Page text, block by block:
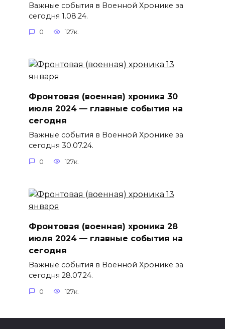
Важные события в Военной Хронике за
сегодня 1.08.24.
0 127к.
Фронтовая (военная) хроника 30
июля 2024 — главные события на
сегодня
Важные события в Военной Хронике за
сегодня 30.07.24.
0 127к.
Фронтовая (военная) хроника 28
июля 2024 — главные события на
сегодня
Важные события в Военной Хронике за
сегодня 28.07.24.
0 127к.